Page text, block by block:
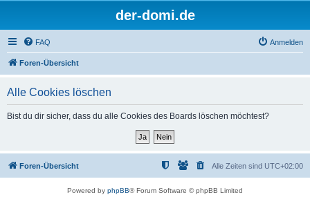
der-domi.de
FAQ Anmelden
Foren-Übersicht
Alle Cookies löschen
Bist du dir sicher, dass du alle Cookies des Boards löschen möchtest?
Foren-Übersicht Alle Zeiten sind UTC+02:00
Powered by phpBB® Forum Software © phpBB Limited